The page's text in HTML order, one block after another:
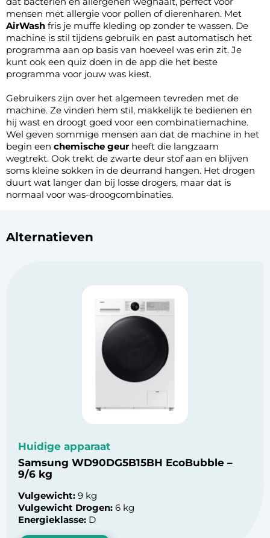
mensen met allergie voor pollen of dierenharen. Met
AirWash fris je muffe kleding op zonder te wassen. De
machine is stil tijdens gebruik en past automatisch het
programma aan op basis van hoeveel was erin zit. Je
kunt ook een quiz doen in de app die het beste
programma voor jouw was kiest.
Gebruikers zijn over het algemeen tevreden met de
machine. Ze vinden hem stil, makkelijk te bedienen en
hij wast en droogt goed voor een combinatiemachine.
Wel geven sommige mensen aan dat de machine in het
begin een chemische geurheeft die langzaam
wegtrekt. Ook trekt de zwarte deur stof aan en blijven
soms kleine sokken in de deurrand hangen. Het drogen
duurt wat langer dan bij losse drogers, maar dat is
normaal voor was-droogcombinaties.
Alternatieven
Huidige apparaat
Samsung WD90DG5B15BH EcoBubble –
9/6 kg
Vulgewicht: 9 kg
Vulgewicht Drogen: 6 kg
Energieklasse: D